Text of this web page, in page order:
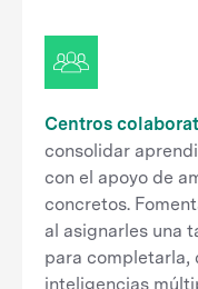
Centros
consolidar
con el apoyo de
concretos.
al asignarles una
para completarla,
inteligencias